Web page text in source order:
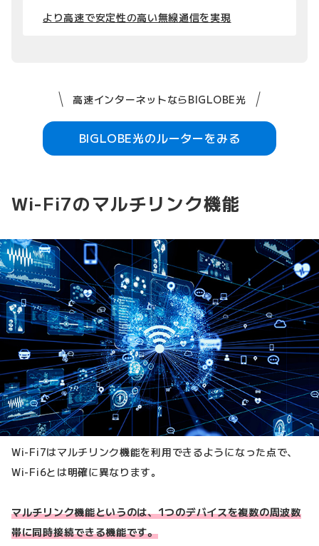
より高速で安定性の高い無線通信を実現
高速インターネットならBIGLOBE光
BIGLOBE光のルーターをみる
Wi-Fi7のマルチリンク機能
Wi-Fi7はマルチリンク機能を利用できるようになった点で、
Wi-Fi6とは明確に異なります。
マルチリンク機能というのは、1つのデバイスを複数の周波数
帯に同時接続できる機能です。